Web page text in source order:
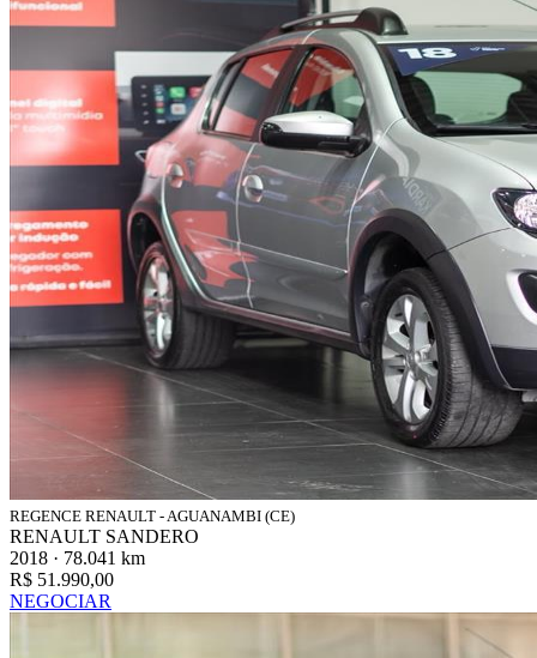
REGENCE RENAULT - AGUANAMBI (CE)
RENAULT SANDERO
2018 · 78.041 km
R$ 51.990,00
NEGOCIAR